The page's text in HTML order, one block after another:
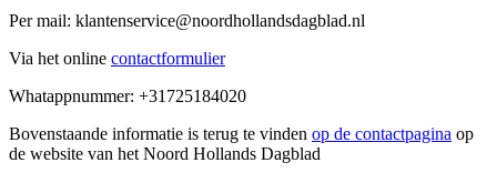
Per mail: klantenservice@noordhollandsdagblad.nl
Via het online contactformulier
Whatappnummer: +31 725184020
Bovenstaande informatie is terug te vinden op de contactpagina op
de website van het Noord Hollands Dagblad